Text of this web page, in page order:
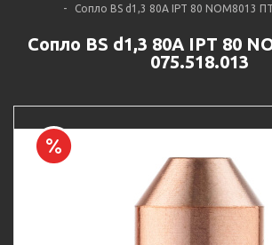
-
Сопло BS d1,3 80A IPT 80 NOM8013
Сопло BS d1,3 80A IPT 80
075.518.013